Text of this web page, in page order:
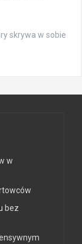
skrywa w sobie
w
bez